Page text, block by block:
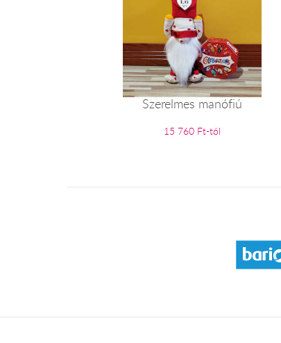
Szerelmes manófiú
15 760 Ft-tól